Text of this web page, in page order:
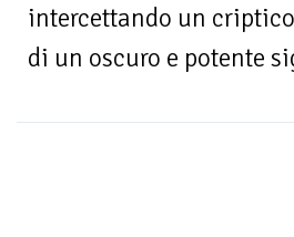
intercettando un
di un oscuro e potente